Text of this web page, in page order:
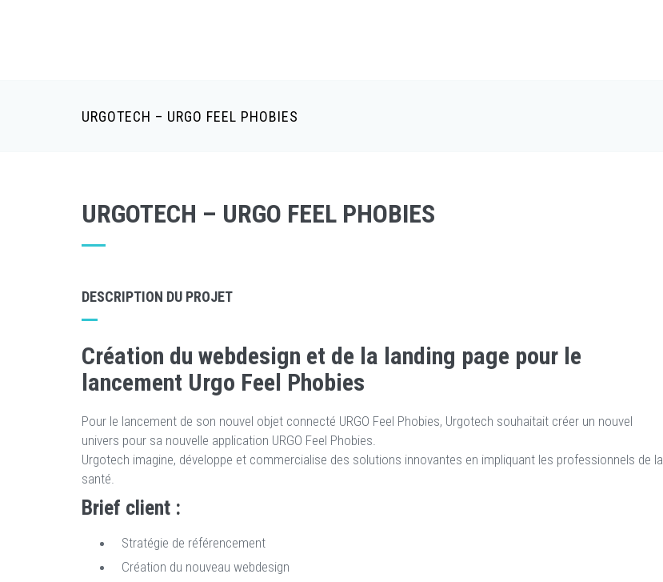
URGOTECH – URGO FEEL PHOBIES
URGOTECH – URGO FEEL PHOBIES
DESCRIPTION DU PROJET
Création du webdesign et de la landing page pour le
lancement Urgo Feel Phobies
Pour le lancement de son nouvel objet connecté URGO Feel Phobies, Urgotech souhaitait créer un nouvel
univers pour sa nouvelle application URGO Feel Phobies.
Urgotech imagine, développe et commercialise des solutions innovantes en impliquant les professionnels de la
santé.
Brief client :
Stratégie de référencement
Création du nouveau webdesign